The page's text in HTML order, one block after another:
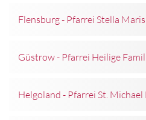
Flensburg - Pfarrei Stella
Güstrow - Pfarrei Heilige
Helgoland - Pfarrei St.